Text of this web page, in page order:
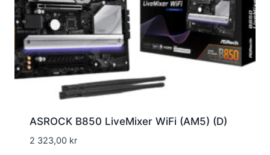
ASROCK B850 LiveMixer WiFi (AM5) (D)
2 323,00 kr